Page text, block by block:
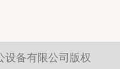
设备有限公司版权